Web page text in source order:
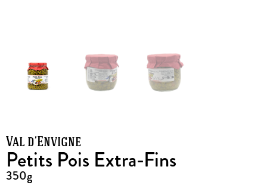
Val d’Envigne
Petits Pois Extra-Fins
350g